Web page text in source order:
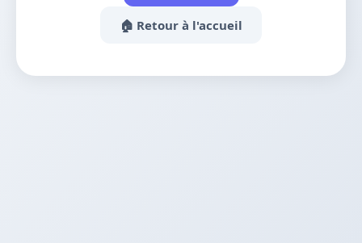
🏠 Retour à l'accueil